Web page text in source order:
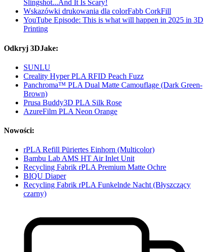
Slingshot...And It Is Scary!
Wskazówki drukowania dla colorFabb CorkFill
YouTube Episode: This is what will happen in 2025 in 3D
Printing
Odkryj 3DJake:
SUNLU
Creality Hyper PLA RFID Peach Fuzz
Panchroma™ PLA Dual Matte Camouflage (Dark Green-
Brown)
Prusa Buddy3D PLA Silk Rose
AzureFilm PLA Neon Orange
Nowości:
rPLA Refill Püriertes Einhorn (Multicolor)
Bambu Lab AMS HT Air Inlet Unit
Recycling Fabrik rPLA Premium Matte Ochre
BIQU Diaper
Recycling Fabrik rPLA Funkelnde Nacht (Błyszczący
czarny)